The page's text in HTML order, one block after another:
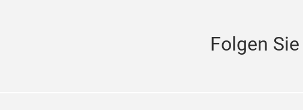
Folgen